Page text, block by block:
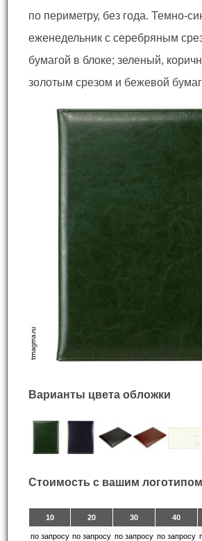
по периметру, без года. Темно-
еженедельник с серебряным
бумагой в блоке; зеленый,
золотым срезом и бежевой
Варианты цвета обложки
Стоимость с вашим логотипом
10 20 30 40
по запросу по запросу по запросу по запросу